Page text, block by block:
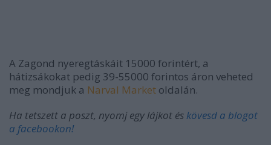
A Zagond nyeregtáskáit 15000 forintért, a
hátizsákokat pedig 39-55000 forintos áron veheted
meg mondjuk a Narval Market oldalán.
Ha tetszett a poszt, nyomj egy lájkot éskövesd a blogot
a facebookon!